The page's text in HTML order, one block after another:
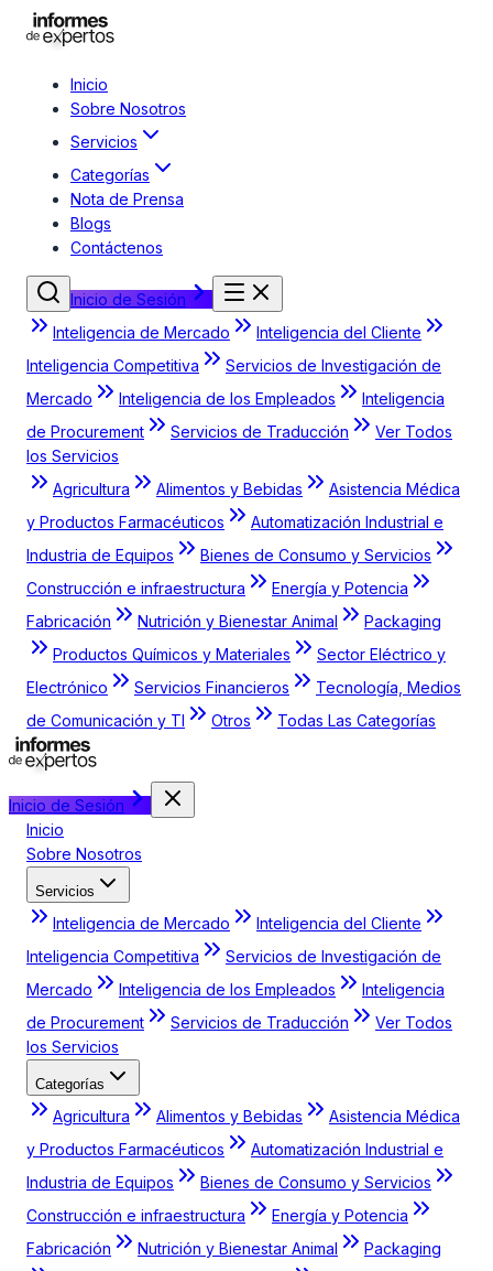
Inicio
Sobre Nosotros
Servicios
Categorías
Nota de Prensa
Blogs
Contáctenos
Inicio de Sesión
Inteligencia de Mercado
Inteligencia del Cliente
Inteligencia Competitiva
Servicios de Investigación de
Mercado
Inteligencia de los Empleados
Inteligencia
de Procurement
Servicios de Traducción
Ver Todos
los Servicios
Agricultura
Alimentos y Bebidas
Asistencia Médica
y Productos Farmacéuticos
Automatización Industrial e
Industria de Equipos
Bienes de Consumo y Servicios
Construcción e infraestructura
Energía y Potencia
Fabricación
Nutrición y Bienestar Animal
Packaging
Productos Químicos y Materiales
Sector Eléctrico y
Electrónico
Servicios Financieros
Tecnología, Medios
de Comunicación y TI
Otros Todas Las Categorías
Inicio de Sesión
Inicio
Sobre Nosotros
Servicios
Inteligencia de Mercado
Inteligencia del Cliente
Inteligencia Competitiva
Servicios de Investigación de
Mercado
Inteligencia de los Empleados
Inteligencia
de Procurement
Servicios de Traducción
Ver Todos
los Servicios
Categorías
Agricultura Alimentos y Bebidas
Asistencia Médica
y Productos Farmacéuticos
Automatización Industrial e
Industria de Equipos
Bienes de Consumo y Servicios
Construcción e infraestructura
Energía y Potencia
Fabricación
Nutrición y Bienestar Animal
Packaging